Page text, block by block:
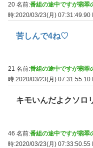
20 名前:番組の途中ですが翡翠
時:2020/03/23(月) 07:31:49.90
苦しんで4ね♡
21 名前:番組の途中ですが翡翠
時:2020/03/23(月) 07:31:55.10
キモいんだよクソロ
46 名前:番組の途中ですが翡翠
時:2020/03/23(月) 07:33:50.55